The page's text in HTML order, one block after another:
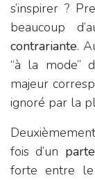
s’inspirer ?
beaucoup
contrariante.
“à la mode”
majeur
ignoré par la
fois d’un
forte entre le